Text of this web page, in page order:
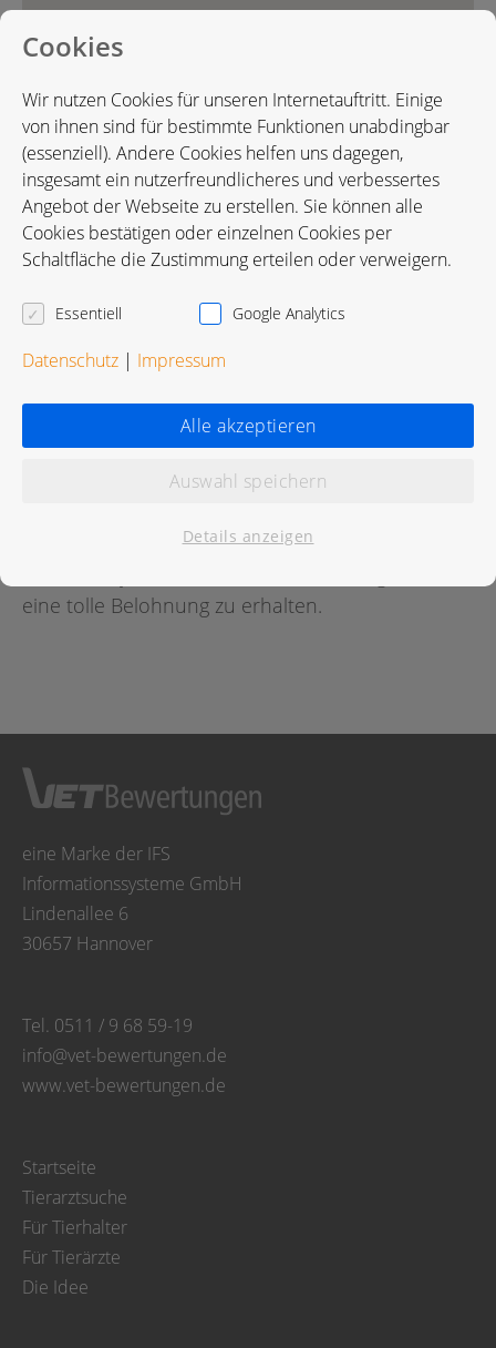
Karte in Google Maps öffnen
Bewertungen
Für diese Praxis wurde noch keine Bewertung
eine tolle Belohnung zu erhalten.
eine Marke der IFS
Informationssysteme GmbH
Lindenallee 6
30657 Hannover
Tel. 0511 / 9 68 59-19
info@vet-bewertungen.de
www.vet-bewertungen.de
Startseite
Tierarztsuche
Für Tierhalter
Für Tierärzte
Die Idee
Cookies
Wir nutzen Cookies für unseren Internetauftritt. Einige
von ihnen sind für bestimmte Funktionen unabdingbar
(essenziell). Andere Cookies helfen uns dagegen,
insgesamt ein nutzerfreundlicheres und verbessertes
Angebot der Webseite zu erstellen. Sie können alle
Cookies bestätigen oder einzelnen Cookies per
Schaltfläche die Zustimmung erteilen oder verweigern.
Essentiell Google Analytics
Datenschutz | Impressum
Alle akzeptieren
Auswahl speichern
Details anzeigen